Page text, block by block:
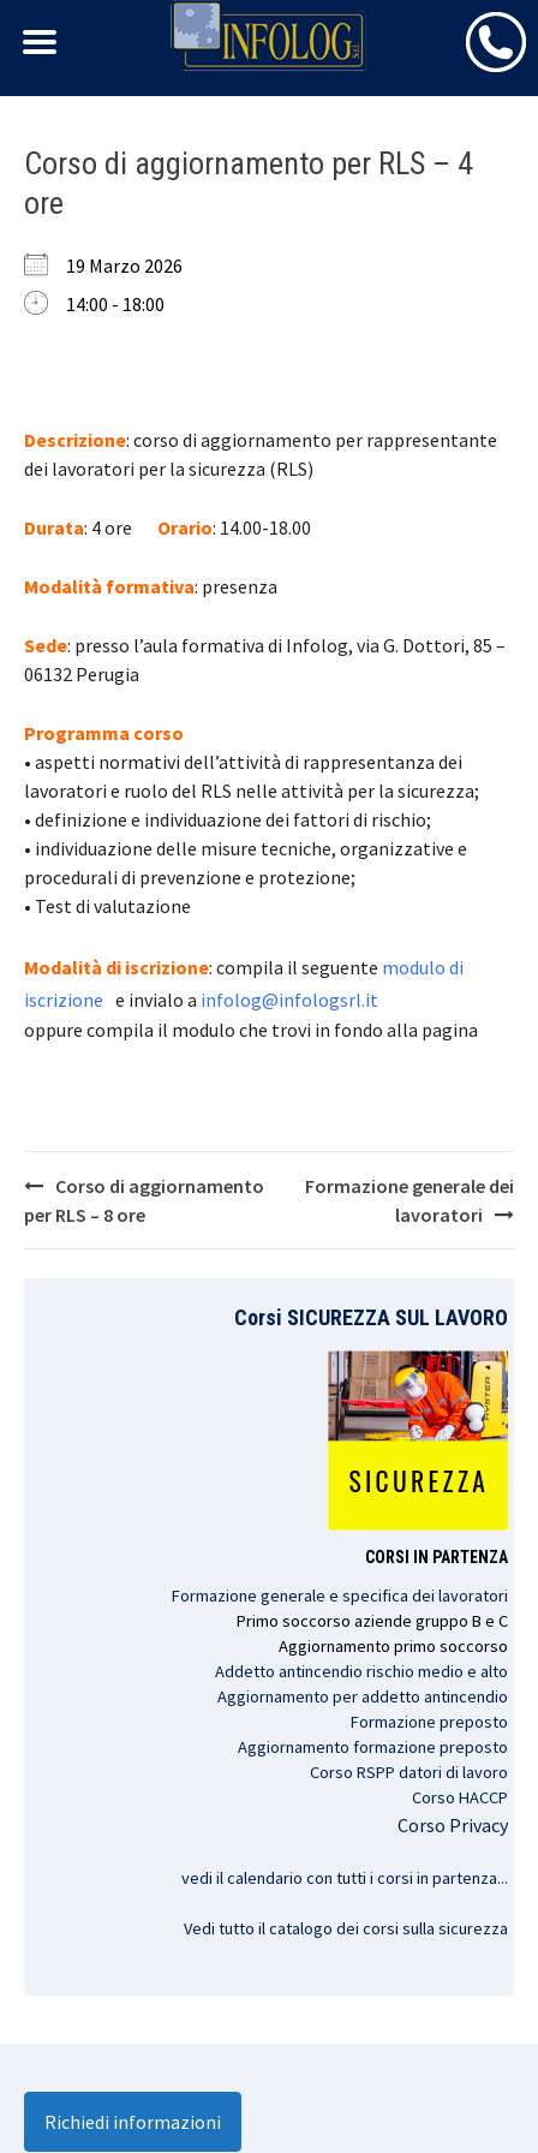
Skip
content
Corso di aggiornamento per RLS – 4
ore
19 Marzo 2026
14:00 - 18:00
Descrizione: corso di aggiornamento per rappresentante
dei lavoratori per la sicurezza (RLS)
Durata: 4 ore Orario: 14.00-18.00
Modalità formativa: presenza
Sede: presso l’aula formativa di Infolog, via G. Dottori, 85 –
06132 Perugia
Programma corso
• aspetti normativi dell’attività di rappresentanza dei
lavoratori e ruolo del RLS nelle attività per la sicurezza;
• definizione e individuazione dei fattori di rischio;
• individuazione delle misure tecniche, organizzative e
procedurali di prevenzione e protezione;
• Test di valutazione
Modalità di iscrizione: compila il seguente modulo di
iscrizione e invialo a infolog@infologsrl.it
oppure compila il modulo che trovi in fondo alla pagina
Post
navigation
Corso di aggiornamento
per RLS – 8 ore
Formazione generale dei
lavoratori
Corsi SICUREZZA SUL LAVORO
CORSI IN PARTENZA
Formazione generale e specifica dei lavoratori
Primo soccorso aziende gruppo B e C
Aggiornamento primo soccorso
Addetto antincendio rischio medio e alto
Aggiornamento per addetto antincendio
Formazione preposto
Aggiornamento formazione preposto
Corso RSPP datori di lavoro
Corso HACCP
Corso Privacy
vedi il calendario con tutti i corsi in partenza...
Vedi tutto il catalogo dei corsi sulla sicurezza
Richiedi informazioni